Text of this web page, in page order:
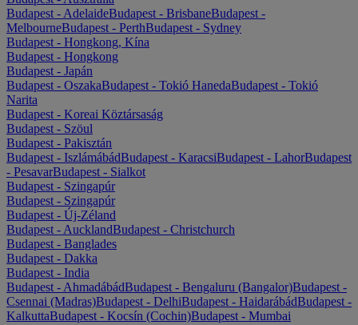
Budapest - AdelaideBudapest - BrisbaneBudapest -
MelbourneBudapest - PerthBudapest - Sydney
Budapest - Hongkong, Kína
Budapest - Hongkong
Budapest - Japán
Budapest - OszakaBudapest - Tokió HanedaBudapest - Tokió
Narita
Budapest - Koreai Köztársaság
Budapest - Szöul
Budapest - Pakisztán
Budapest - IszlámábádBudapest - KaracsiBudapest - LahorBudapest
- PesavarBudapest - Sialkot
Budapest - Szingapúr
Budapest - Szingapúr
Budapest - Új-Zéland
Budapest - AucklandBudapest - Christchurch
Budapest - Banglades
Budapest - Dakka
Budapest - India
Budapest - AhmadábádBudapest - Bengaluru (Bangalor)Budapest -
Csennai (Madras)Budapest - DelhiBudapest - HaidarábádBudapest -
KalkuttaBudapest - Kocsín (Cochin)Budapest - Mumbai